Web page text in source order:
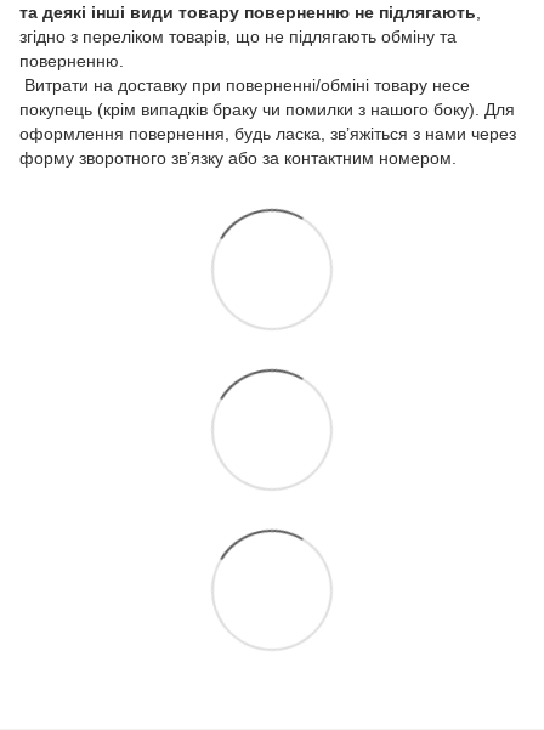
та деякі інші види товару поверненню не підлягають
згідно з переліком товарів, що не підлягають обміну та
поверненню.
Витрати на доставку при поверненні/обміні товару несе
покупець (крім випадків браку чи помилки з нашого боку). Для
оформлення повернення, будь ласка, зв’яжіться з нами через
форму зворотного зв’язку або за контактним номером.